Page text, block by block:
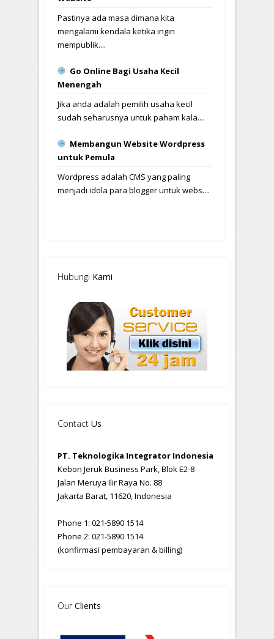
Pastinya ada masa dimana kita
mengalami kendala ketika ingin
mempublik....
Go Online Bagi Usaha Kecil
Menengah
Jika anda adalah pemilih usaha kecil
sudah seharusnya untuk paham kala....
Membangun Website Wordpress
untuk Pemula
Wordpress adalah CMS yang paling
menjadi idola para blogger untuk webs....
Hubungi Kami
Contact Us
PT. Teknologika Integrator Indonesia
Kebon Jeruk Business Park, Blok E2-8
Jalan Meruya Ilir Raya No. 88
Jakarta Barat, 11620, Indonesia
Phone 1: 021-5890 1514
Phone 2: 021-5890 1514
(konfirmasi pembayaran & billing)
OurClients